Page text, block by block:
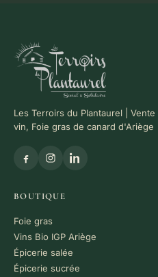
Les Terroirs du Plantaurel | Vente
vin, Foie gras de canard d'Ariège
BOUTIQUE
Foie gras
Vins Bio IGP Ariège
Épicerie salée
Épicerie sucrée